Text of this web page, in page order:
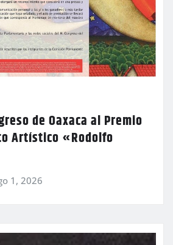
de Oaxaca al Premio
Artístico «Rodolfo
1, 2026